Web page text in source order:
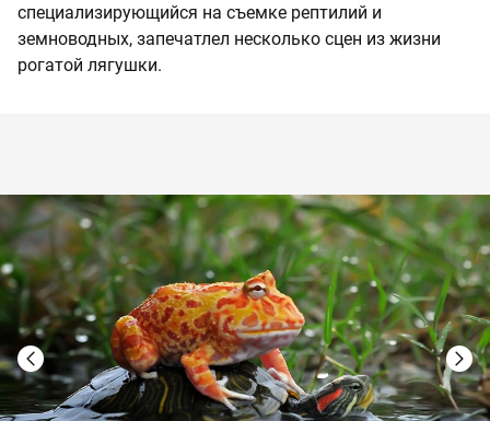
специализирующийся на съемке рептилий и
земноводных, запечатлел несколько сцен из жизни
рогатой лягушки.